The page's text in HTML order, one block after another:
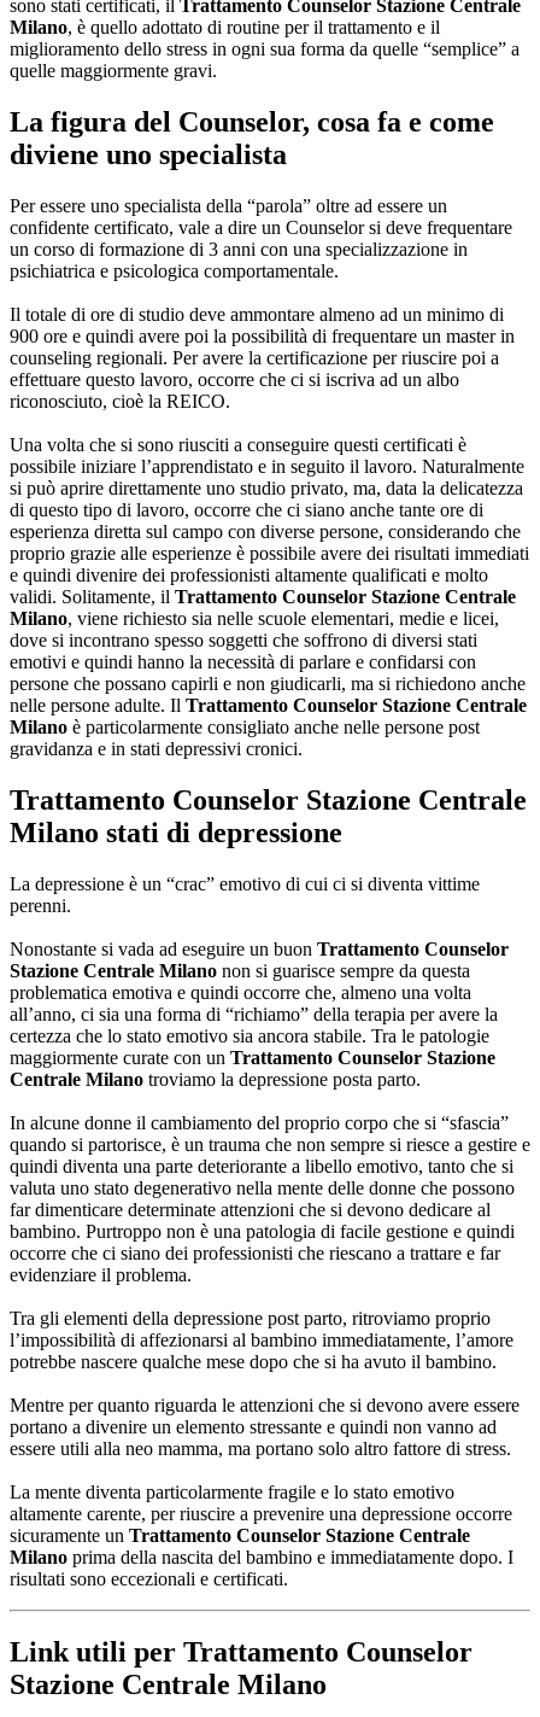
sono stati certificati, il Trattamento Counselor Stazione Centrale
Milano, è quello adottato di routine per il trattamento e il
miglioramento dello stress in ogni sua forma da quelle “semplice” a
quelle maggiormente gravi.
La figura del Counselor, cosa fa e come
diviene uno specialista
Per essere uno specialista della “parola” oltre ad essere un
confidente certificato, vale a dire un Counselor si deve frequentare
un corso di formazione di 3 anni con una specializzazione in
psichiatrica e psicologica comportamentale.
Il totale di ore di studio deve ammontare almeno ad un minimo di
900 ore e quindi avere poi la possibilità di frequentare un master in
counseling regionali. Per avere la certificazione per riuscire poi a
effettuare questo lavoro, occorre che ci si iscriva ad un albo
riconosciuto, cioè la REICO.
Una volta che si sono riusciti a conseguire questi certificati è
possibile iniziare l’apprendistato e in seguito il lavoro. Naturalmente
si può aprire direttamente uno studio privato, ma, data la delicatezza
di questo tipo di lavoro, occorre che ci siano anche tante ore di
esperienza diretta sul campo con diverse persone, considerando che
proprio grazie alle esperienze è possibile avere dei risultati immediati
e quindi divenire dei professionisti altamente qualificati e molto
validi. Solitamente, il Trattamento Counselor Stazione Centrale
Milano, viene richiesto sia nelle scuole elementari, medie e licei,
dove si incontrano spesso soggetti che soffrono di diversi stati
emotivi e quindi hanno la necessità di parlare e confidarsi con
persone che possano capirli e non giudicarli, ma si richiedono anche
nelle persone adulte. Il Trattamento Counselor Stazione Centrale
Milano è particolarmente consigliato anche nelle persone post
gravidanza e in stati depressivi cronici.
Trattamento Counselor Stazione Centrale
Milano stati di depressione
La depressione è un “crac” emotivo di cui ci si diventa vittime
perenni.
Nonostante si vada ad eseguire un buon Trattamento Counselor
Stazione Centrale Milano non si guarisce sempre da questa
problematica emotiva e quindi occorre che, almeno una volta
all’anno, ci sia una forma di “richiamo” della terapia per avere la
certezza che lo stato emotivo sia ancora stabile. Tra le patologie
maggiormente curate con un Trattamento Counselor Stazione
Centrale Milano troviamo la depressione posta parto.
In alcune donne il cambiamento del proprio corpo che si “sfascia”
quando si partorisce, è un trauma che non sempre si riesce a gestire e
quindi diventa una parte deteriorante a libello emotivo, tanto che si
valuta uno stato degenerativo nella mente delle donne che possono
far dimenticare determinate attenzioni che si devono dedicare al
bambino. Purtroppo non è una patologia di facile gestione e quindi
occorre che ci siano dei professionisti che riescano a trattare e far
evidenziare il problema.
Tra gli elementi della depressione post parto, ritroviamo proprio
l’impossibilità di affezionarsi al bambino immediatamente, l’amore
potrebbe nascere qualche mese dopo che si ha avuto il bambino.
Mentre per quanto riguarda le attenzioni che si devono avere essere
portano a divenire un elemento stressante e quindi non vanno ad
essere utili alla neo mamma, ma portano solo altro fattore di stress.
La mente diventa particolarmente fragile e lo stato emotivo
altamente carente, per riuscire a prevenire una depressione occorre
sicuramente un Trattamento Counselor Stazione Centrale
Milano prima della nascita del bambino e immediatamente dopo. I
risultati sono eccezionali e certificati.
Link utili per Trattamento Counselor
Stazione Centrale Milano